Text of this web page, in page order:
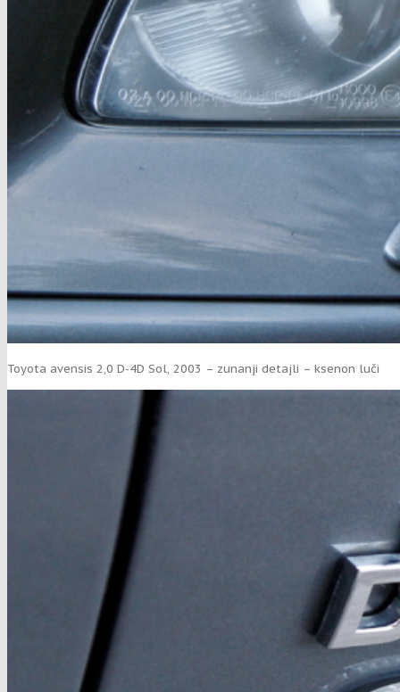
Toyota avensis 2,0 D-4D Sol, 2003 – zunanji detajli – ksenon luči